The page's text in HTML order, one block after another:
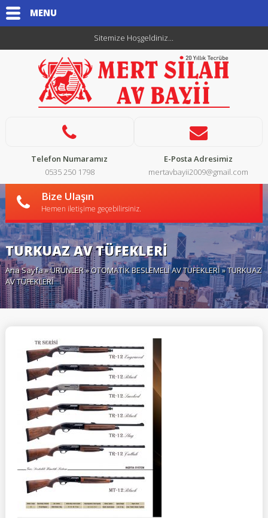
MENU
Sitemize Hoşgeldiniz...
Telefon Numaramız
0535 250 1798
E-Posta Adresimiz
mertavbayii2009@gmail.com
Bize Ulaşın
Hemen iletişime geçebilirsiniz.
TURKUAZ AV TÜFEKLERİ
Ana Sayfa»ÜRÜNLER»OTOMATİK BESLEMELİ AV TÜFEKLERİ» TURKUAZ
AV TÜFEKLERİ